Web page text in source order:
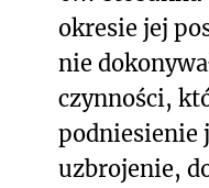
okresie jej
nie
czynności,
podniesienie
uzbrojenie,